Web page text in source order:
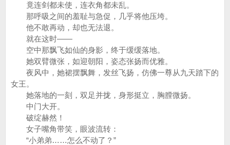
竟连剑都未使，连衣角都未乱。
那呼吸之间的羞耻与急促，几乎将他压垮。
他不敢再动，却也无法退。
就在这时——
空中那飘飞如仙的身影，终于缓缓落地。
她双臂微张，如迎朝阳，姿态张扬而优雅。
夜风中，她裙摆飘舞，发丝飞扬，仿佛一尊从九天踏下的
女王。
她落地的一刻，双足并拢，身形挺立，胸膛微扬。
中门大开。
破绽赫然！
女子嘴角带笑，眼波流转：
“小弟弟……怎么不动了？”